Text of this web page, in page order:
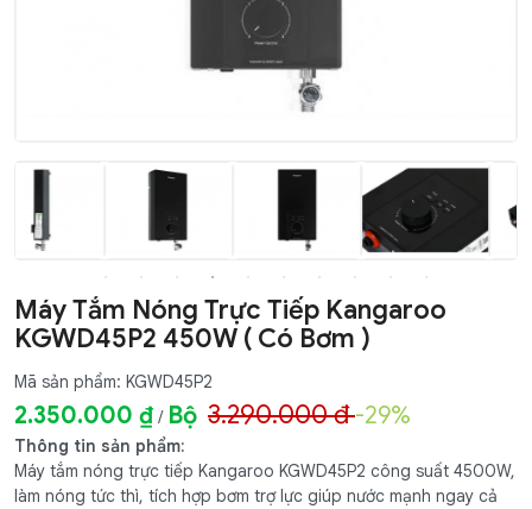
Máy Tắm Nóng Trực Tiếp Kangaroo
KGWD45P2 450W ( Có Bơm )
Mã sản phẩm: KGWD45P2
2.350.000 ₫ / Bộ 3.290.000 đ-29%
Thông tin sản phẩm:
Máy tắm nóng trực tiếp Kangaroo KGWD45P2 công suất 4500W,
làm nóng tức thì, tích hợp bơm trợ lực giúp nước mạnh ngay cả